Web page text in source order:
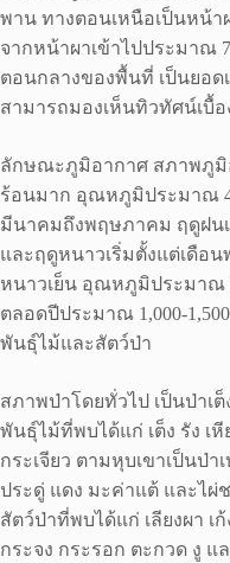
พาน ทางตอนเหนือเป็นหน้
จากหน้าผาเข้าไปประมาณ
ตอนกลางของพื้นที่ เป็นยอ
สามารถมองเห็นทิวทัศน์เบื้อ
ลักษณะภูมิอากาศ สภาพภูมิ
ร้อนมาก อุณหภูมิประมาณ
มีนาคมถึงพฤษภาคม ฤดูฝน
และฤดูหนาวเริ่มตั้งแต่เดือ
หนาวเย็น อุณหภูมิประมาณ
ตลอดปีประมาณ 1,000-
พันธุ์ไม้และสัตว์ป่า
สภาพป่าโดยทั่วไป เป็นป่าเ
พันธุ์ไม้ที่พบได้แก่ เต็ง รัง เ
กระเจียว ตามหุบเขาเป็น
ประดู่ แดง มะค่าแต้ และไผ่
สัตว์ป่าที่พบได้แก่ เลียงผา เ
กระจง กระรอก ตะกวด งู